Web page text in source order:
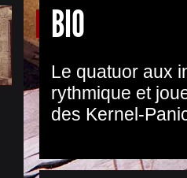
BIO
Le quatuor aux
rythmique et
des Kernel-